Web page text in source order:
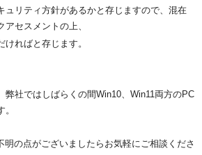
リティ方針があるかと存じますので、 混在
セスメントの上、
ければと存じます。
弊社ではしばらくの間Win10、Win11両方のPC
明の点がございましたらお気軽にご相談くださ